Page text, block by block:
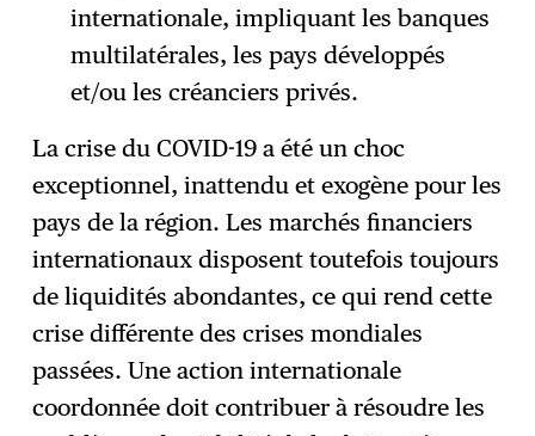
internationale, impliquant les banques
multilatérales, les pays développés
et/ou les créanciers privés.
La crise du COVID-19 a été un choc
exceptionnel, inattendu et exogène pour les
pays de la région. Les marchés financiers
internationaux disposent toutefois toujours
de liquidités abondantes, ce qui rend cette
crise différente des crises mondiales
passées. Une action internationale
coordonnée doit contribuer à résoudre les